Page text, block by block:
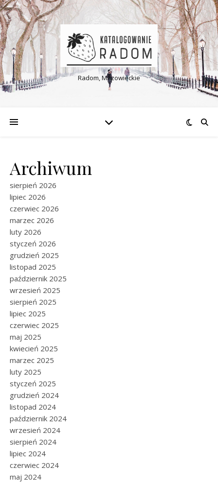
Radom, Mazowieckie
Archiwum
sierpień 2026
lipiec 2026
czerwiec 2026
marzec 2026
luty 2026
styczeń 2026
grudzień 2025
listopad 2025
październik 2025
wrzesień 2025
sierpień 2025
lipiec 2025
czerwiec 2025
maj 2025
kwiecień 2025
marzec 2025
luty 2025
styczeń 2025
grudzień 2024
listopad 2024
październik 2024
wrzesień 2024
sierpień 2024
lipiec 2024
czerwiec 2024
maj 2024